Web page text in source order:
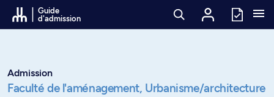
Passer au contenu
Guide
d'admission
Admission
Faculté de l'aménagement, Urbanisme/architecture